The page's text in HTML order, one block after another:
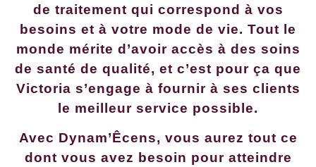
de traitement qui correspond à vos
besoins et à votre mode de vie. Tout le
monde mérite d’avoir accès à des soins
de santé de qualité, et c’est pour ça que
Victoria s’engage à fournir à ses clients
le meilleur service possible.
Avec Dynam’Êcens, vous aurez tout ce
dont vous avez besoin pour atteindre